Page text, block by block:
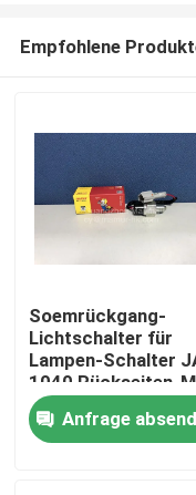
Haus
Empfohlene
Soemrückgang-
Lichtschalter für
Lampen-Schalter
1040 Rückseiten-M-
5035
Anfrage